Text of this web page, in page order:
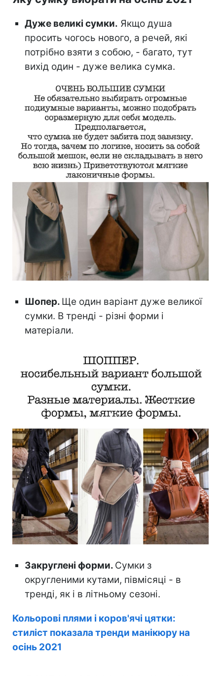
Дуже великі сумки. Якщо душа
просить чогось нового, а речей, які
потрібно взяти з собою, - багато, тут
вихід один - дуже велика сумка.
Шопер. Ще один варіант дуже великої
сумки. В тренді - різні форми і
матеріали.
Закруглені форми. Сумки з
округленими кутами, півмісяці - в
тренді, як і в літньому сезоні.
Кольорові плями і коров'ячі цятки:
стиліст показала тренди манікюру на
осінь 2021